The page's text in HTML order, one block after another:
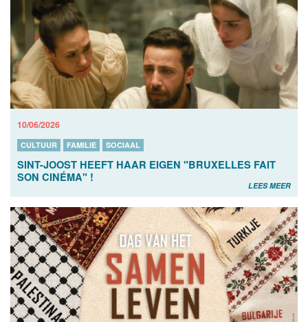
10/06/2026
CULTUUR FAMILIE SOCIAAL
SINT-JOOST HEEFT HAAR EIGEN "BRUXELLES FAIT
SON CINÉMA" !
LEES MEER